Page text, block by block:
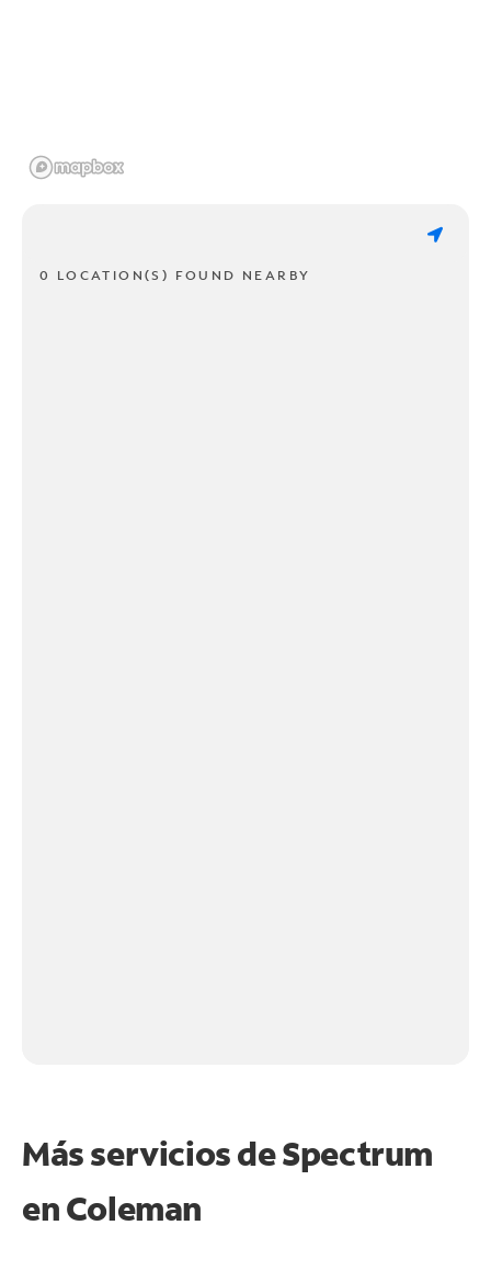
0 LOCATION(S) FOUND NEARBY
Más servicios de Spectrum
enColeman